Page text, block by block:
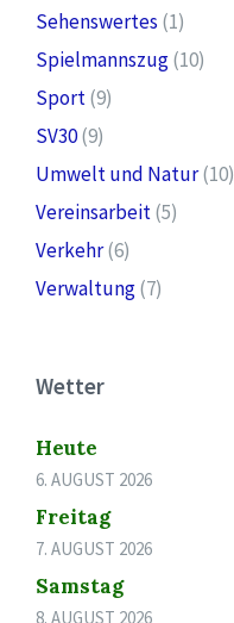
Sehenswertes (1)
Spielmannszug(10)
Sport(9)
SV30(9)
Umwelt und Natur(10)
Vereinsarbeit(5)
Verkehr(6)
Verwaltung(7)
Wetter
Heute
6. AUGUST 2026
Freitag
7. AUGUST 2026
Samstag
8. AUGUST 2026